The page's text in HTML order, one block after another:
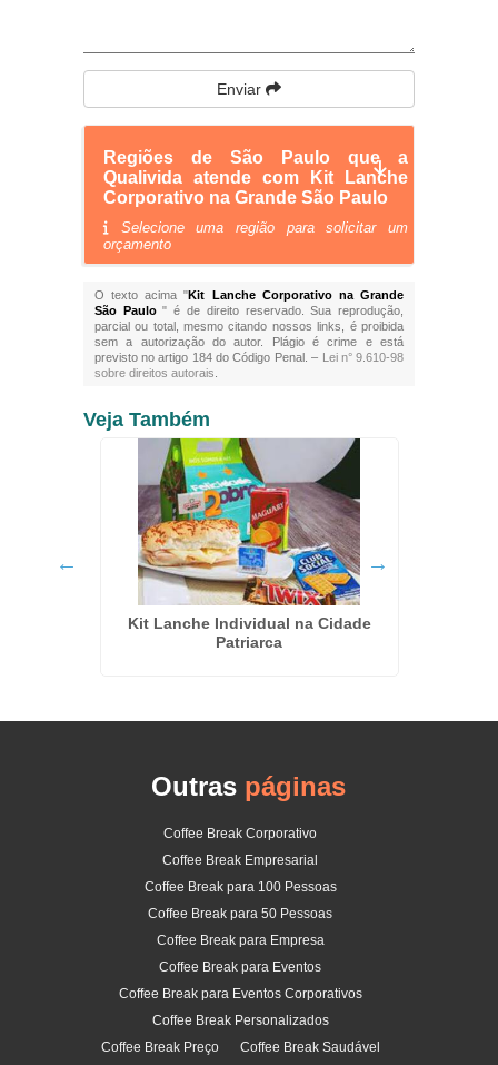
Enviar
Regiões de São Paulo que a
Qualivida atende com Kit Lanche
Corporativo na Grande São Paulo
Selecione uma região para solicitar um
orçamento
O texto acima "Kit Lanche Corporativo na Grande
São Paulo" é de direito reservado. Sua reprodução,
parcial ou total, mesmo citando nossos links, é proibida
sem a autorização do autor. Plágio é crime e está
previsto no artigo 184 do Código Penal. – Lei n° 9.610-98
sobre direitos autorais
Veja Também
Kit Lanche Individual na Cidade
Patriarca
Outras páginas
Coffee Break Corporativo
Coffee Break Empresarial
Coffee Break para 100 Pessoas
Coffee Break para 50 Pessoas
Coffee Break para Empresa
Coffee Break para Eventos
Coffee Break para Eventos Corporativos
Coffee Break Personalizados
Coffee Break Preço
Coffee Break Saudável